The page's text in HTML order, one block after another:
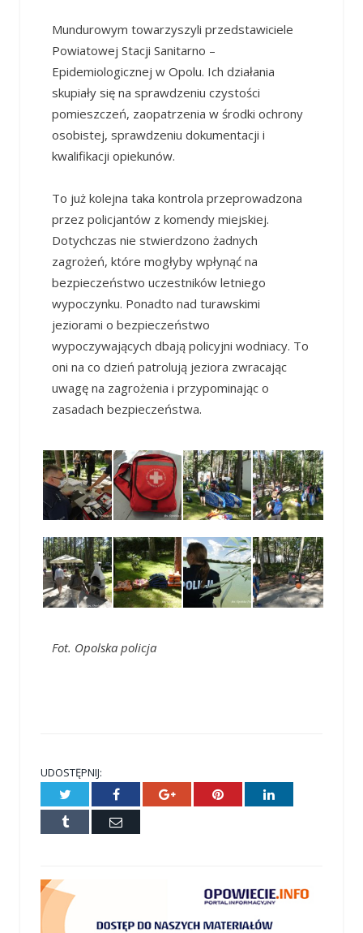
Mundurowym towarzyszyli przedstawiciele
Powiatowej Stacji Sanitarno –
Epidemiologicznej w Opolu. Ich działania
skupiały się na sprawdzeniu czystości
pomieszczeń, zaopatrzenia w środki ochrony
osobistej, sprawdzeniu dokumentacji i
kwalifikacji opiekunów.
To już kolejna taka kontrola przeprowadzona
przez policjantów z komendy miejskiej.
Dotychczas nie stwierdzono żadnych
zagrożeń, które mogłyby wpłynąć na
bezpieczeństwo uczestników letniego
wypoczynku. Ponadto nad turawskimi
jeziorami o bezpieczeństwo
wypoczywających dbają policyjni wodniacy. To
oni na co dzień patrolują jeziora zwracając
uwagę na zagrożenia i przypominając o
zasadach bezpieczeństwa.
Fot. Opolska policja
UDOSTĘPNIJ:
Twitter Facebook Google+ Pinterest LinkedIn
Tumblr
E-